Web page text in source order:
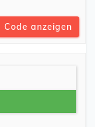
Code anzeigen